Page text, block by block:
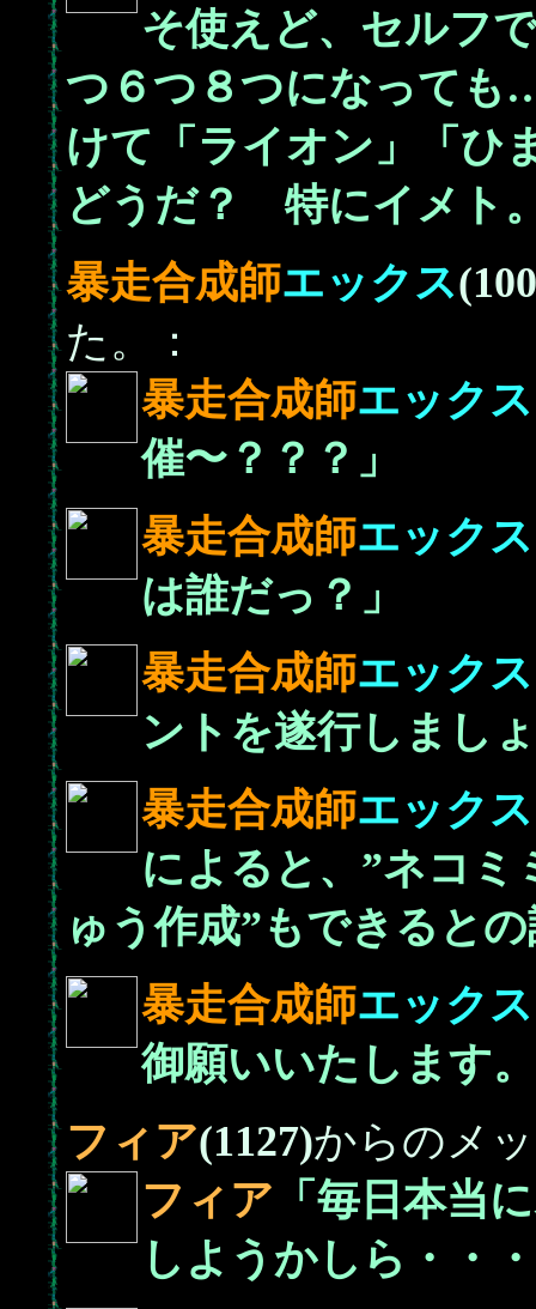
そ使えど、セルフ
つ６つ８つになって
けて「ライオン」「ひ
どうだ？ 特にイメト
暴走合成師エックス
た。：
暴走合成師エックス
催〜？？？」
暴走合成師エックス
は誰だっ？」
暴走合成師エックス
ントを遂行しまし
暴走合成師エックス
によると、”ネコミ
ゅう作成”もできると
暴走合成師エックス
御願いいたします
フィア(1127)からのメ
フィア 「毎日本当
しようかしら・・